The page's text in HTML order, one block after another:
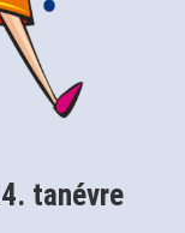
tanévre